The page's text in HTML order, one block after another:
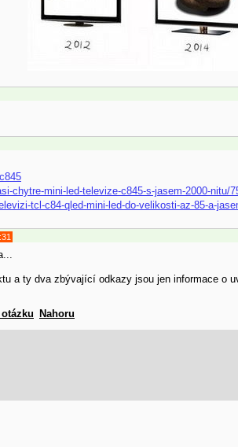
chytre-mini-led-televize-c845-s-jasem-2000-nitu/
tcl-c84-qled-mini-led-do-velikosti-az-85-a-
a ty dva zbývající odkazy jsou jen informace o
Nahoru